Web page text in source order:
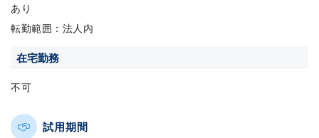
あり
転勤範囲：法人内
在宅勤務
不可
試用期間